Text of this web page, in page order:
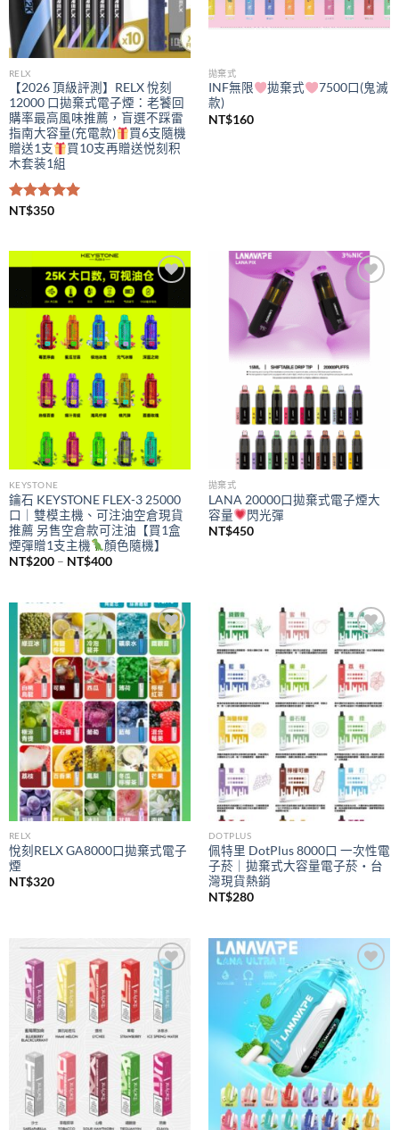
RELX
【2026 頂級評測】RELX 悅刻
12000 口拋棄式電子煙：老饕回
購率最高風味推薦，盲選不踩雷
指南大容量(充電款)
買6支隨機
贈送1支
買10支再贈送悦刻积
木套装1組
評分5.00
NT$350
拋棄式
INF無限 拋棄式
7500口(鬼滅
款)
NT$160
Add to
wishlist
KEYSTONE
鑰石 KEYSTONE FLEX-3 25000
口｜雙模主機、可注油空倉現貨
推薦 另售空倉款可注油【買1盒
煙彈贈1支主機
顏色隨機】
NT$200 – NT$400價
NT$200
到
NT$400
Add to
wishlist
拋棄式
LANA 20000口拋棄式電子煙大
容量
閃光彈
NT$450
Add to
wishlist
RELX
悅刻RELX GA8000口拋棄式電子
煙
NT$320
Add to
DOTPLUS
佩特里 DotPlus 8000口 一次性電
子菸｜拋棄式大容量電子菸・台
灣現貨熱銷
NT$280
Add to
wishlist
Add to
wishlist